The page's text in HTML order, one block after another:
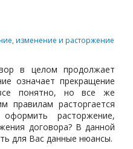
изменение и расторжение
в целом продолжает
означает прекращение
понятно, но все же
правилам расторгается
расторжение,
договора? В данной
для Вас данные нюансы.